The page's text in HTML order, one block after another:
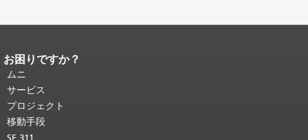
ページコンテンツの終わり。
ジの残りの部分はすべてのページで繰
り返されます。
頭に戻る。
お困りですか？
ムニ
サービス
プロジェクト
移動手段
SF 311